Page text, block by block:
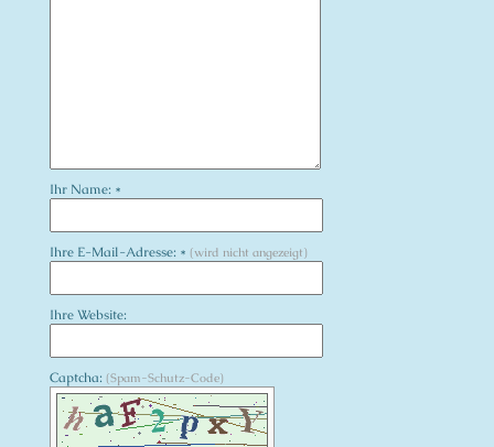
Ihr Name: *
Ihre E-Mail-Adresse: * (wird nicht angezeigt)
Ihre Website:
Captcha: (Spam-Schutz-Code)